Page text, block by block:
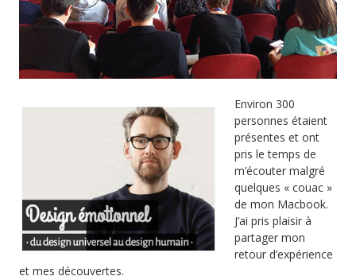
Environ 300
personnes étaient
présentes et ont
pris le temps de
m’écouter malgré
quelques « couac »
de mon Macbook.
J’ai pris plaisir à
partager mon
retour d’expérience
et mes découvertes.